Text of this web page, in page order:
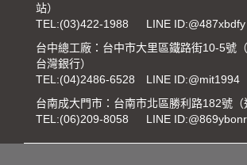
站）
TEL:(03)422-1988
LINE ID:@487xbdfy
台中總工廠：台中市大里區鐵路街10-5號
台灣銀行）
TEL:(04)2486-6528
LINE ID:@mit1994
台南成大門市：台南市北區勝利路182號（
TEL:(06)209-8058 LINE ID:@869ybonr